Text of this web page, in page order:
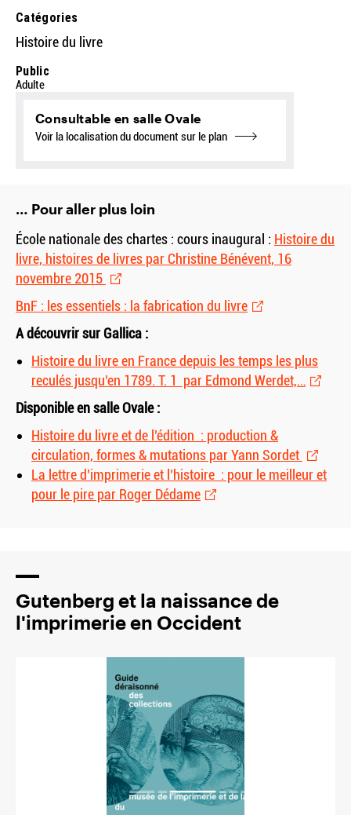
Catégories
Histoire du livre
Public
Adulte
Consultable en salle Ovale
Voir la localisation du document sur le plan
… Pour aller plus loin
École nationale des chartes : cours inaugural : Histoire du
livre, histoires de livres par Christine Bénévent, 16
novembre 2015
BnF : les essentiels : la fabrication du livre
A découvrir sur Gallica :
Histoire du livre en France depuis les temps les plus
reculés jusqu’en 1789. T. 1 par Edmond Werdet,…
Disponible en salle Ovale :
Histoire du livre et de l’édition : production &
circulation, formes& mutations par Yann Sordet
La lettre d’imprimerie et l’histoire : pour le meilleur et
pour le pire par Roger Dédame
Gutenberg et la naissance de
l'imprimerie en Occident